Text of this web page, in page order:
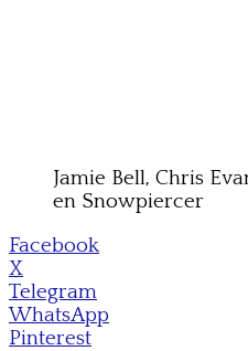
Jamie Bell, Chris
en Snowpiercer
Facebook
X
Telegram
WhatsApp
Pinterest